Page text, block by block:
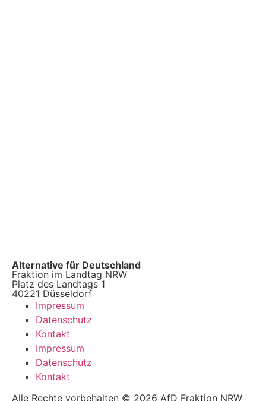
Alternative für Deutschland
Fraktion im Landtag NRW
Platz des Landtags 1
40221 Düsseldorf
Impressum
Datenschutz
Kontakt
Impressum
Datenschutz
Kontakt
Alle Rechte vorbehalten © 2026 AfD Fraktion NRW